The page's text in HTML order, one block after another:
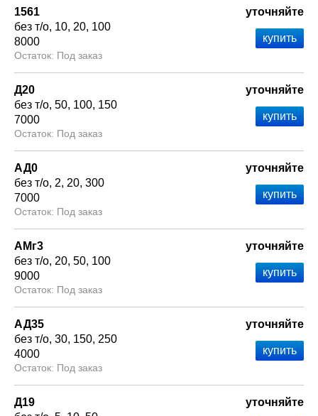
1561
без т/о 10 20 100
8000
Под заказ
уточняйте
Д20
без т/о 50 100 150
7000
Под заказ
уточняйте
АД0
без т/о 2 20 300
7000
Под заказ
уточняйте
АМг3
без т/о 20 50 100
9000
Под заказ
уточняйте
АД35
без т/о 30 150 250
4000
Под заказ
уточняйте
Д19
уточняйте